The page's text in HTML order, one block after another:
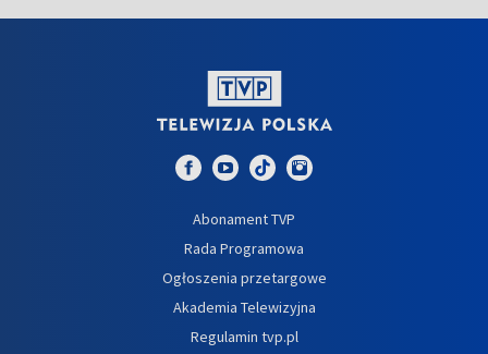
Abonament TVP
Rada Programowa
Ogłoszenia przetargowe
Akademia Telewizyjna
Regulamin tvp.pl